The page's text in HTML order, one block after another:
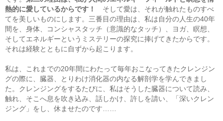
熱的に愛しているからです！
そして愛は、それが触れたものすべ
てを美しいものにします。三番目の理由は、私は自分の人生の40年
間を、身体、コンシャスタッチ（意識的なタッチ）、ヨガ、瞑想、
そしてエネルギーというミステリーの探究に捧げてきたからです。
それは経験とともに自ずから起こります。
私は、これまでの20年間にわたって毎年おこなってきたクレンジン
グの際に、臓器、とりわけ消化器の内なる解剖学を学んできまし
た。クレンジングをするたびに、私はそうした臓器について読み、
触れ、そこへ息を吹き込み、話しかけ、許しを請い、「深いクレン
ジング」をし、休ませたのです……